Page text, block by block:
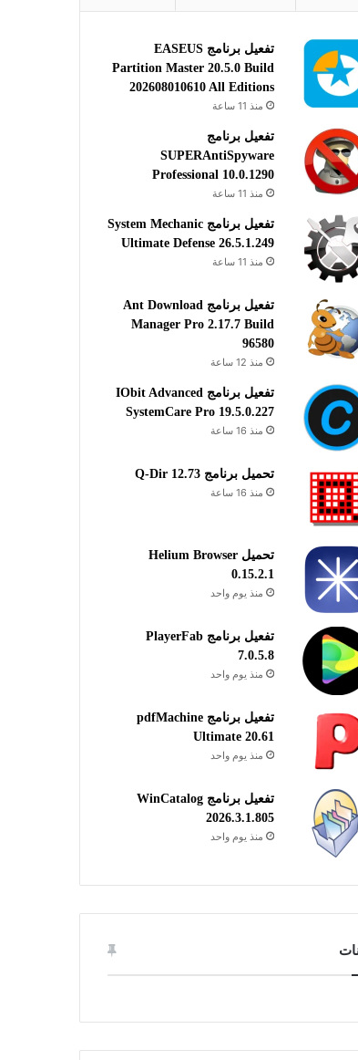
تفعيل برنامج EASEUS
Partition Master 20.5.0 Build
202608010610 All Editions
منذ 11 ساعة
تفعيل برنامج
SUPERAntiSpyware
Professional 10.0.1290
منذ 11 ساعة
تفعيل برنامج System Mechanic
Ultimate Defense 26.5.1.249
منذ 11 ساعة
تفعيل برنامج Ant Download
Manager Pro 2.17.7 Build
96580
منذ 12 ساعة
تفعيل برنامج IObit Advanced
SystemCare Pro 19.5.0.227
منذ 16 ساعة
تحميل برنامج Q-Dir 12.73
منذ 16 ساعة
تحميل Helium Browser
0.15.2.1
منذ يوم واحد
تفعيل برنامج PlayerFab
7.0.5.8
منذ يوم واحد
تفعيل برنامج pdfMachine
Ultimate 20.61
منذ يوم واحد
تفعيل برنامج WinCatalog
2026.3.1.805
منذ يوم واحد